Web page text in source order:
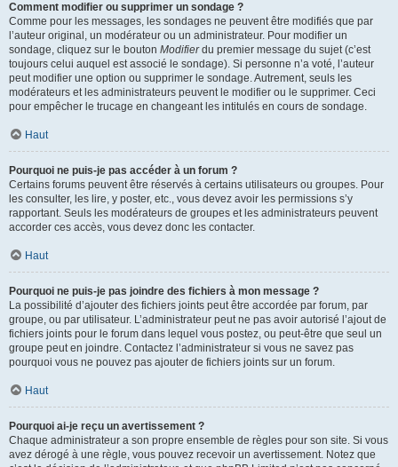
Comment modifier ou supprimer un sondage ?
Comme pour les messages, les sondages ne peuvent être modifiés que par
l’auteur original, un modérateur ou un administrateur. Pour modifier un
sondage, cliquez sur le bouton Modifierdu premier message du sujet (c’est
toujours celui auquel est associé le sondage). Si personne n’a voté, l’auteur
peut modifier une option ou supprimer le sondage. Autrement, seuls les
modérateurs et les administrateurs peuvent le modifier ou le supprimer. Ceci
pour empêcher le trucage en changeant les intitulés en cours de sondage.
Haut
Pourquoi ne puis-je pas accéder à un forum ?
Certains forums peuvent être réservés à certains utilisateurs ou groupes. Pour
les consulter, les lire, y poster, etc., vous devez avoir les permissions s’y
rapportant. Seuls les modérateurs de groupes et les administrateurs peuvent
accorder ces accès, vous devez donc les contacter.
Haut
Pourquoi ne puis-je pas joindre des fichiers à mon message ?
La possibilité d’ajouter des fichiers joints peut être accordée par forum, par
groupe, ou par utilisateur. L’administrateur peut ne pas avoir autorisé l’ajout de
fichiers joints pour le forum dans lequel vous postez, ou peut-être que seul un
groupe peut en joindre. Contactez l’administrateur si vous ne savez pas
pourquoi vous ne pouvez pas ajouter de fichiers joints sur un forum.
Haut
Pourquoi ai-je reçu un avertissement ?
Chaque administrateur a son propre ensemble de règles pour son site. Si vous
avez dérogé à une règle, vous pouvez recevoir un avertissement. Notez que